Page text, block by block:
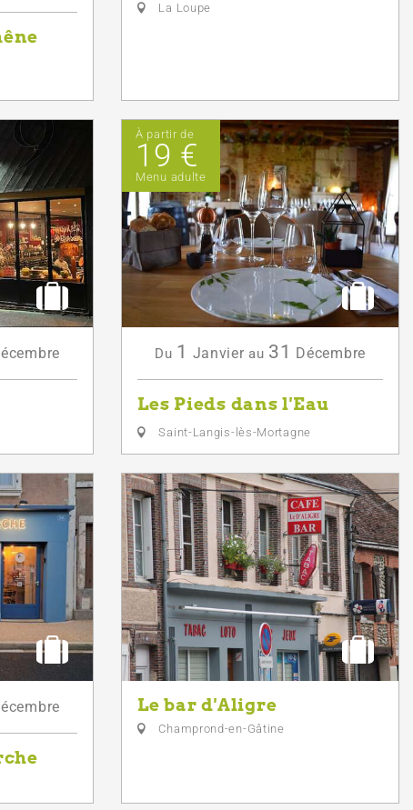
La Loupe
À partir de
19 €
Menu adulte
Du 1 Janvier au 31 Décembre
Les Pieds dans l'Eau
Saint-Langis-lès-Mortagne
Le bar d'Aligre
Champrond-en-Gâtine